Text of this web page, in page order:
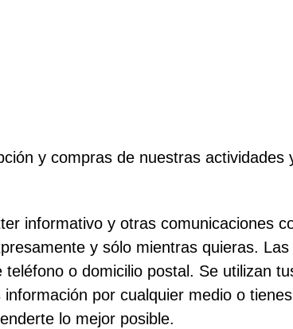
y compras de nuestras
informativo y otras comunicaciones
y sólo mientras quieras.
o domicilio postal. Se utilizan
por cualquier medio o
lo mejor posible.